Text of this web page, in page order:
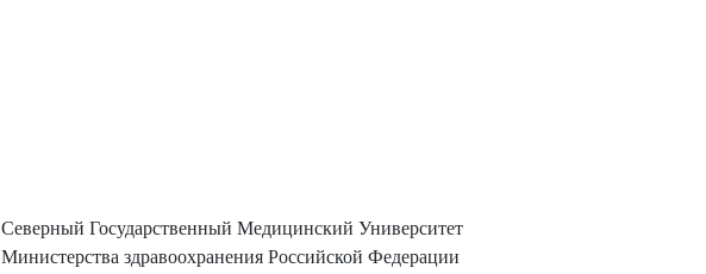
Северный Государственный Медицинский Университет
Министерства здравоохранения Российской Федерации